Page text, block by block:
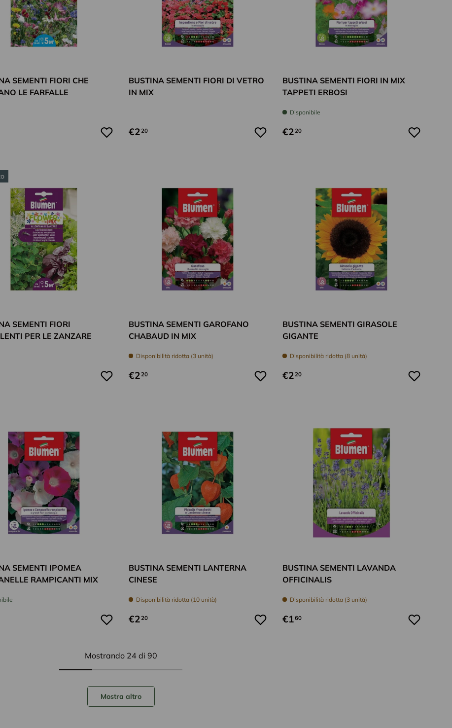
SEMENTI FIORI CHE
LE FARFALLE
BUSTINA SEMENTI FIORI DI VETRO
IN MIX
€2 20
BUSTINA SEMENTI FIORI IN MIX
TAPPETI ERBOSI
Disponibile
€2 20
SEMENTI FIORI
PER LE ZANZARE
BUSTINA SEMENTI GAROFANO
CHABAUD IN MIX
Disponibilità ridotta (3 unità)
€2 20
BUSTINA SEMENTI GIRASOLE
GIGANTE
Disponibilità ridotta (8 unità)
€2 20
SEMENTI IPOMEA
RAMPICANTI MIX
BUSTINA SEMENTI LANTERNA
CINESE
Disponibilità ridotta (10 unità)
€2 20
BUSTINA SEMENTI LAVANDA
OFFICINALIS
Disponibilità ridotta (3 unità)
€160
Mostrando 24 di 90
Mostra altro